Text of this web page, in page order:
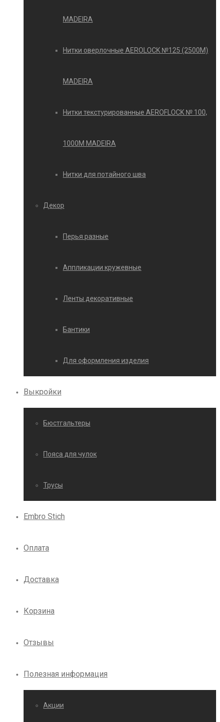
MADEIRA
Нитки оверлочные AEROLOCK №125 (2500М)
MADEIRA
Нитки текстурированные AEROFLOCK № 100,
1000М MADEIRA
Нитки для потайного шва
Декор
Перья разные
Аппликации кружевные
Ленты декоративные
Бантики
Для оформления изделия
Выкройки
Бюстгальтеры
Пояса для чулок
Трусы
Embro Stich
Оплата
Доставка
Корзина
Отзывы
Полезная информация
Акции